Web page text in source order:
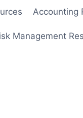
Accounting
Management